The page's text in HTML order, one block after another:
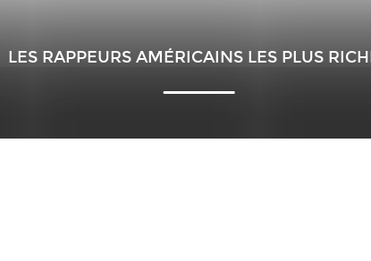
LES RAPPEURS AMÉRICAINS LES PLUS